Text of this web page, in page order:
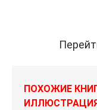
ПОХОЖИЕ